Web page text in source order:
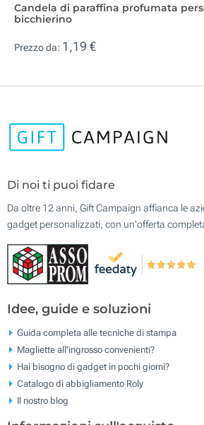
Candela di paraffina profumata
bicchierino
Prezzo da: 1,19 €
Di noi ti puoi fidare
Da oltre 12 anni, Gift Campaign affianca le
gadget personalizzati, con un'offerta
Idee, guide e soluzioni
Guida completa alle tecniche di stampa
Magliette all'ingrosso convenienti?
Hai bisogno di gadget in pochi giorni?
Catalogo di abbigliamento Roly
Il nostro blog